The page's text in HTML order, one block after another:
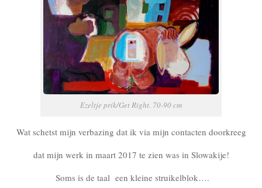
Ezeltje prik/Get Right. 70-90 cm
Wat schetst mijn verbazing dat ik via mijn contacten doorkreeg
dat mijn werk in maart 2017 te zien was in Slowakije!
Soms is de taal een kleine struikelblok….